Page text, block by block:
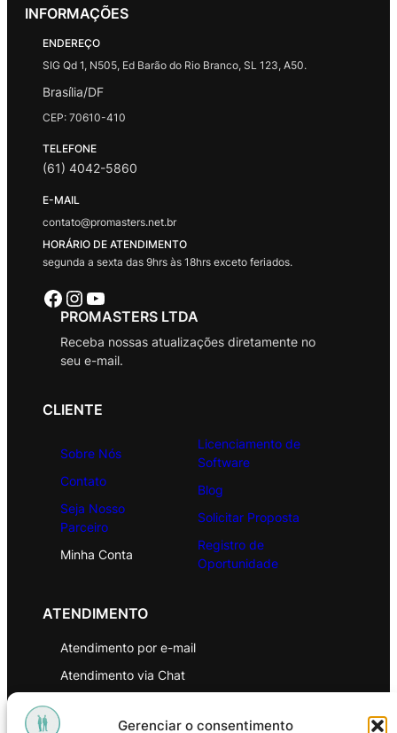
Gerenciar o consentimento
INFORMAÇÕES
ENDEREÇO
SIG Qd 1, N505, Ed Barão do Rio Branco, SL 123, A50.
Brasília/DF
CEP: 70610-410
TELEFONE
(61) 4042-5860
E-MAIL
contato@promasters.net.br
HORÁRIO DE ATENDIMENTO
segunda a sexta das 9hrs às 18hrs exceto feriados.
Facebook Instagram Youtube
PROMASTERS LTDA
Receba nossas atualizações diretamente no
seu e-mail.
CLIENTE
Sobre Nós
Contato
Seja Nosso
Parceiro
Minha Conta
Licenciamento de
Software
Blog
Solicitar Proposta
Registro de
Oportunidade
ATENDIMENTO
Atendimento por e-mail
Atendimento via Chat